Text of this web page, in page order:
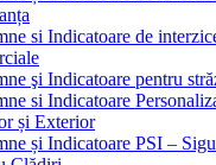
si Indicatoare de
şi Indicatoare pentru
si Indicatoare
și Exterior
și Indicatoare PSI –